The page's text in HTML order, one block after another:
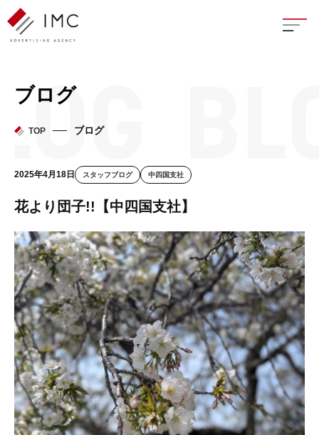
座談
イン
フェ
ブログ
TOP ブログ
2025年4月18日 スタッフブログ 中四国支社
花より団子!!【中四国支社】